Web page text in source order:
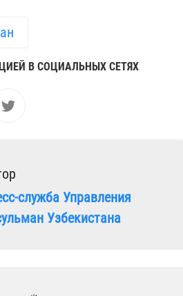
В СОЦИАЛЬНЫХ СЕТЯХ
служба Управления
Узбекистана